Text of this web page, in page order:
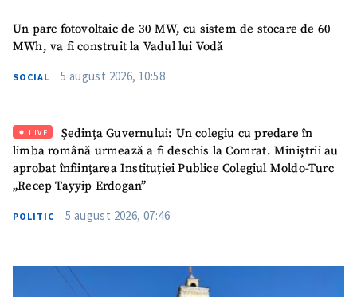
Un parc fotovoltaic de 30 MW, cu sistem de stocare de 60
MWh, va fi construit la Vadul lui Vodă
SOCIAL 5 august 2026, 10:58
LIVE
Ședința Guvernului: Un colegiu cu predare în
limba română urmează a fi deschis la Comrat. Miniștrii au
aprobat înființarea Instituției Publice Colegiul Moldo-Turc
„Recep Tayyip Erdogan”
POLITIC 5 august 2026, 07:46